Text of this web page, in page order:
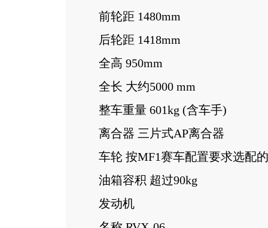
前轮距 1480mm
后轮距 1418mm
全高 950mm
全长 大约5000 mm
整车重量 601kg (含车手)
离合器 三片式AP离合器
车轮 按MF1赛车配置要求选配的
油箱容积 超过90kg
发动机